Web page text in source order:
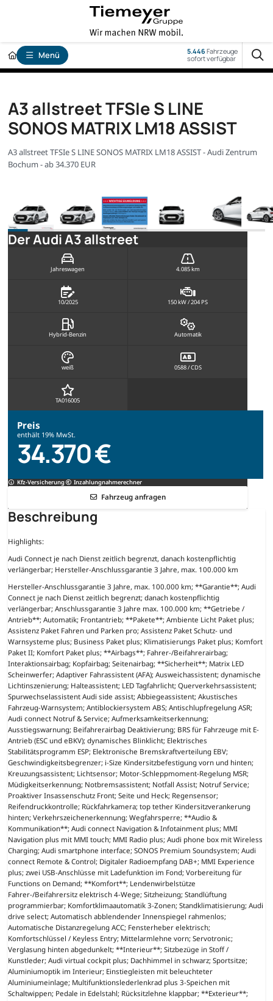
Menü 5.446Fahrzeuge
sofort verfügbar
A3 allstreet TFSIe S LINE
SONOS MATRIX LM18 ASSIST
A3 allstreet TFSIe S LINE SONOS MATRIX LM18 ASSIST - Audi Zentrum
Bochum - ab 34.370 EUR
Der Audi A3 allstreet
Jahreswagen 4.085 km
10/2025 150 kW / 204 PS
Hybrid-Benzin Automatik
weiß 0588 / CDS
TA016005
Preis
enthält 19% MwSt.
34.370 €
Kfz-Versicherung Inzahlungnahmerechner
Fahrzeug anfragen
Beschreibung
Highlights:
Audi Connect je nach Dienst zeitlich begrenzt, danach kostenpflichtig
verlängerbar; Hersteller-Anschlussgarantie 3 Jahre, max. 100.000 km
Hersteller-Anschlussgarantie 3 Jahre, max. 100.000 km; **Garantie**; Audi
Connect je nach Dienst zeitlich begrenzt; danach kostenpflichtig
verlängerbar; Anschlussgarantie 3 Jahre max. 100.000 km; **Getriebe /
Antrieb**; Automatik; Frontantrieb; **Pakete**; Ambiente Licht Paket plus;
Assistenz Paket Fahren und Parken pro; Assistenz Paket Schutz- und
Warnsysteme plus; Business Paket plus; Klimatisierungs Paket plus; Komfort
Paket II; Komfort Paket plus; **Airbags**; Fahrer-/Beifahrerairbag;
Interaktionsairbag; Kopfairbag; Seitenairbag; **Sicherheit**; Matrix LED
Scheinwerfer; Adaptiver Fahrassistent (AFA); Ausweichassistent; dynamische
Lichtinszenierung; Halteassistent; LED Tagfahrlicht; Querverkehrsassistent;
Spurwechselassistent Audi side assist; Abbiegeassistent; Akustisches
Fahrzeug-Warnsystem; Antiblockiersystem ABS; Antischlupfregelung ASR;
Audi connect Notruf & Service; Aufmerksamkeitserkennung;
Ausstiegswarnung; Beifahrerairbag Deaktivierung; BRS für Fahrzeuge mit E-
Antrieb (ESC und eBKV); dynamisches Blinklicht; Elektrisches
Stabilitätsprogramm ESP; Elektronische Bremskraftverteilung EBV;
Geschwindigkeitsbegrenzer; i-Size Kindersitzbefestigung vorn und hinten;
Kreuzungsassistent; Lichtsensor; Motor-Schleppmoment-Regelung MSR;
Müdigkeitserkennung; Notbremsassistent; Notfall Assist; Notruf Service;
Proaktiver Insassenschutz Front; Seite und Heck; Regensensor;
Reifendruckkontrolle; Rückfahrkamera; top tether Kindersitzverankerung
hinten; Verkehrszeichenerkennung; Wegfahrsperre; **Audio &
Kommunikation**; Audi connect Navigation & Infotainment plus; MMI
Navigation plus mit MMI touch; MMI Radio plus; Audi phone box mit Wireless
Charging; Audi smartphone interface; SONOS Premium Soundsystem; Audi
connect Remote & Control; Digitaler Radioempfang DAB+; MMI Experience
plus; zwei USB-Anschlüsse mit Ladefunktion im Fond; Vorbereitung für
Functions on Demand; **Komfort**; Lendenwirbelstütze
Fahrer-/Beifahrersitz elektrisch 4-Wege; Sitzheizung; Standlüftung
programmierbar; Komfortklimaautomatik 3-Zonen; Standklimatisierung; Audi
drive select; Automatisch abblendender Innenspiegel rahmenlos;
Automatische Distanzregelung ACC; Fensterheber elektrisch;
Komfortschlüssel / Keyless Entry; Mittelarmlehne vorn; Servotronic;
Verglasung hinten abgedunkelt; **Interieur**; Sitzbezüge in Stoff /
Kunstleder; Audi virtual cockpit plus; Dachhimmel in schwarz; Sportsitze;
Aluminiumoptik im Interieur; Einstiegleisten mit beleuchteter
Aluminiumeinlage; Multifunktionslederlenkrad plus 3-Speichen mit
Schaltwippen; Pedale in Edelstahl; Rücksitzlehne klappbar; **Exterieur**;